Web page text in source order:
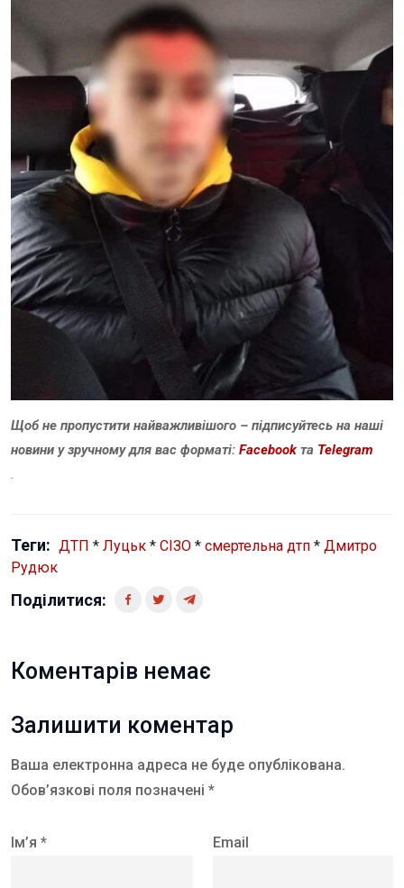
Щоб не пропустити найважливішого – підписуйтесь на наші
новини у зручному для вас форматі: Facebook та Telegram
.
Теги: ДТП * Луцьк * СІЗО * смертельна дтп * Дмитро
Рудюк
Поділитися:
Коментарів немає
Залишити коментар
Ваша електронна адреса не буде опублікована.
Обов’язкові поля позначені *
Ім’я * Email